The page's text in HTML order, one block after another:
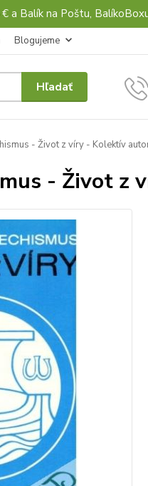
a Balík na Poštu,
Blogujeme
Hľadať
- Život z víry - Kolektív
- Život z